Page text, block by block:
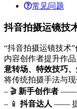
常见问题
抖音拍摄运镜技
“抖音拍摄运镜技术
内容创作者提升作
意转场、特效技巧
将传统拍摄手法与
– 🎬 新手创作者 ——
– 📱抖音达人 —— 提